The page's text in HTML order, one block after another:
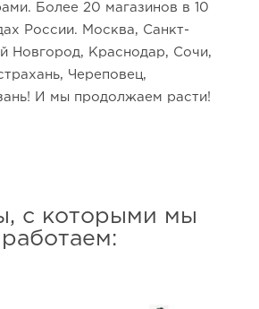
Более 20 магазинов в 10
России. Москва, Санкт-
Новгород, Краснодар, Сочи,
Череповец,
И мы продолжаем расти!
с которыми мы
работаем: